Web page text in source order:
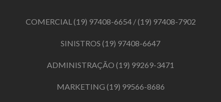
COMERCIAL(19) 97408-6654/(19) 97408-7902
SINISTROS (19) 97408-6647
ADMINISTRAÇÃO (19) 99269-3471
MARKETING (19) 99566-8686